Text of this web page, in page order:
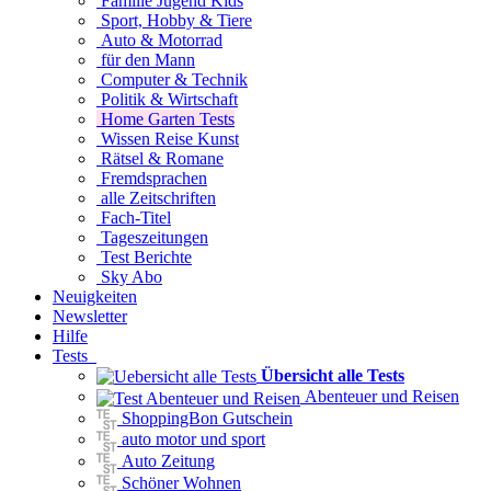
Sport, Hobby & Tiere
Auto & Motorrad
für den Mann
Computer & Technik
Politik & Wirtschaft
Home Garten Tests
Wissen Reise Kunst
Rätsel & Romane
Fremdsprachen
alle Zeitschriften
Fach-Titel
Tageszeitungen
Test Berichte
Sky Abo
Neuigkeiten
Newsletter
Hilfe
Tests
Übersicht alle Tests
Abenteuer und Reisen
ShoppingBon Gutschein
auto motor und sport
Auto Zeitung
Schöner Wohnen